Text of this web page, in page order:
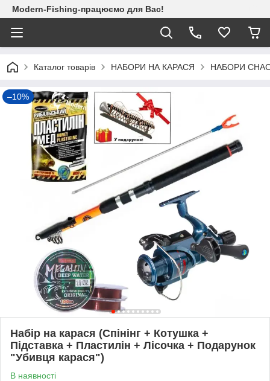
Modern-Fishing-працюємо для Вас!
Каталог товарів НАБОРИ НА КАРАСЯ НАБОРИ
–10%
Набір на карася (Спінінг + Котушка +
Підставка + Пластилін + Лісочка + Подарунок
"Убивця карася")
В наявності